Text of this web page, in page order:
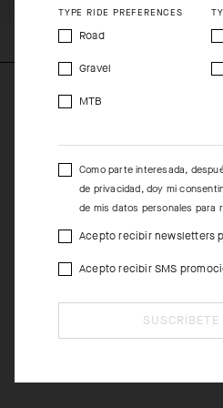
100%PLTYPE RIDE PREFERENCES
Road
Gravel
MTB
Como parte interesada,
de privacidad, doy mi
de mis datos personales para
Acepto recibir newsletters
Acepto recibir SMS
SUSCRÍBETE